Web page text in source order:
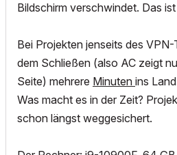
Bildschirm verschwindet. Das
Bei Projekten jenseits des
dem Schließen (also AC zeigt
Seite) mehrere Minuten ins
Was macht es in der Zeit?
schon längst weggesichert.